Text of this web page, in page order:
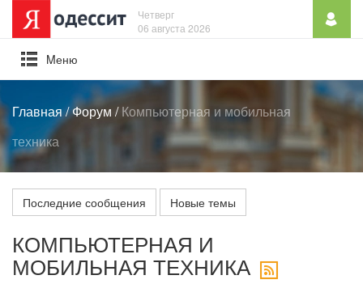
Четверг
06 августа 2026
Mеню
Главная/Форум /Компьютерная и мобильная
техника
Последние сообщения Новые темы
КОМПЬЮТЕРНАЯ И
МОБИЛЬНАЯ ТЕХНИКА